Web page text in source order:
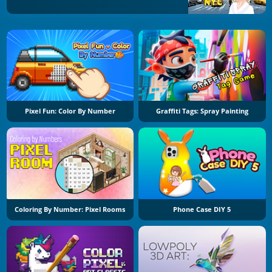
Pixel Fun: Color By Number Graffiti Tags: Spray Painting
Coloring By Number: Pixel Rooms Phone Case DIY 5